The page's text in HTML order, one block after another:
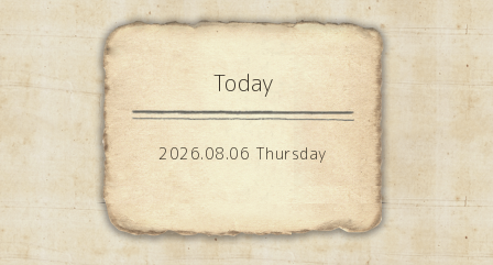
Today
2026.08.06 Thursday